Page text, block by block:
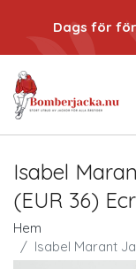
Dags för
Isabel
(EUR 36)
Hem
Isabel Marant